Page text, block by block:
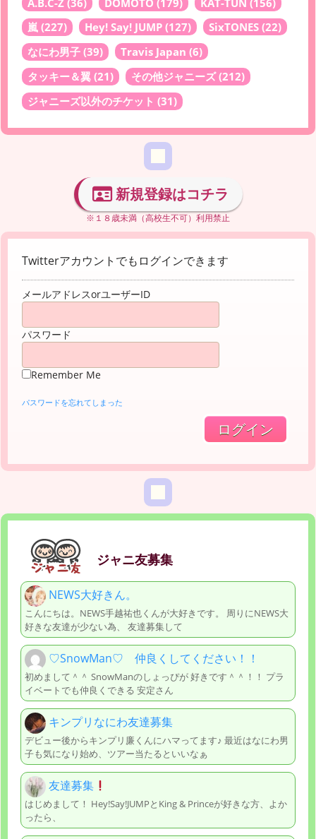
A.B.C-Z (36) DOMOTO (179) KAT-TUN (156)
嵐 (227) Hey! Say! JUMP (127) SixTONES (22)
なにわ男子 (39) Travis Japan (6)
タッキー＆翼 (21) その他ジャニーズ(212)
ジャニーズ以外のチケット (31)
新規登録はコチラ
※１８歳未満（高校生不可）利用禁止
Twitterアカウントでもログインできます
メールアドレスorユーザーID
パスワード
Remember Me
パスワードを忘れてしまった
ジャニ友募集
NEWS大好きん。
こんにちは。NEWS手越祐也くんが大好きです。 周りにNEWS大
好きな友達が少ない為、 友達募集して
♡SnowMan♡ 仲良くしてください！！
初めまして＾＾ SnowManのしょっぴが 好きです＾＾！！ プラ
イベートでも仲良くできる 安定さん
キンプリなにわ友達募集
デビュー後からキンプリ廉くんにハマってます♪ 最近はなにわ男
子も気になり始め、ツアー当たるといいなぁ
友達募集
はじめまして！ Hey!Say!JUMPとKing & Princeが好きな方、よか
ったら、